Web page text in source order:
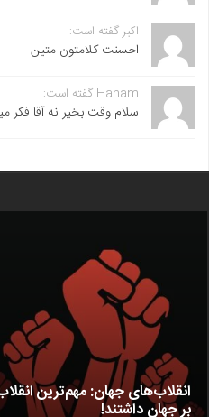
اکبر گفته است:
احسنت ‌کلامتون متین
Hanam گفته است:
سلام وقت بخیر نه آقا فکر
انقلاب‌های جهان: مهم‌ترین
بر جهان داشتند!